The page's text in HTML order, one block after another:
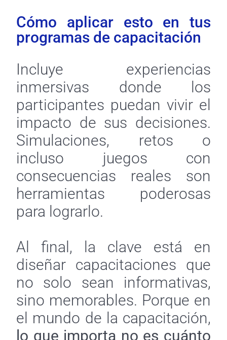
Cómo aplicar esto en tus
programas de capacitación
Incluye experiencias
inmersivas donde los
participantes puedan vivir el
impacto de sus decisiones.
Simulaciones, retos o
incluso juegos con
consecuencias reales son
herramientas poderosas
para lograrlo.
Al final, la clave está en
diseñar capacitaciones que
no solo sean informativas,
sino memorables. Porque en
el mundo de la capacitación,
lo que importa no es cuánto